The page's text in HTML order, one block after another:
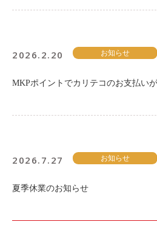
2026.2.20 お知らせ
MKPポイントでカリテコのお支払い
2026.7.27 お知らせ
夏季休業のお知らせ